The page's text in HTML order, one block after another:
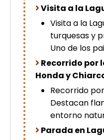
Visita a la
Visita a la
turquesas y
Uno de los
Recorrido por
Honda y
Recorrido
Destacan
entorno
Parada en